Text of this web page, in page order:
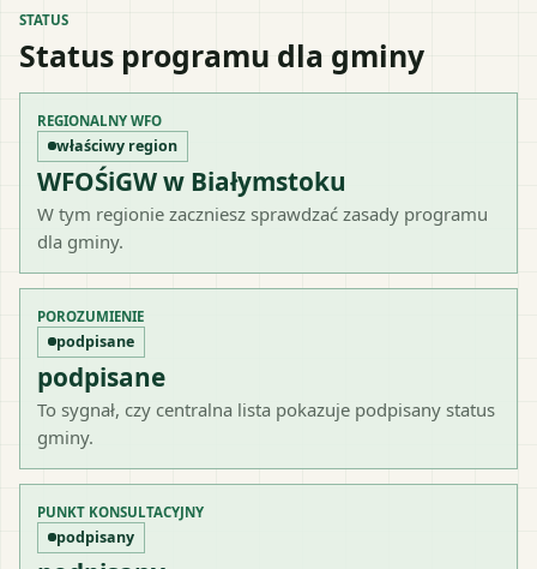
STATUS
Status programu dla gminy
REGIONALNY WFO
właściwy region
WFOŚiGW w Białymstoku
W tym regionie zaczniesz sprawdzać zasady programu
dla gminy.
POROZUMIENIE
podpisane
podpisane
To sygnał, czy centralna lista pokazuje podpisany status
gminy.
PUNKT KONSULTACYJNY
podpisany